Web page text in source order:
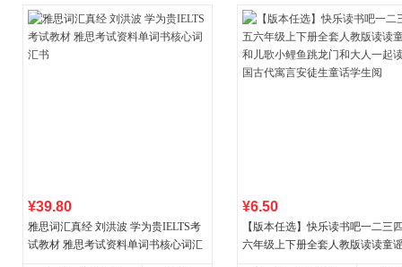
¥39.80
雅思词汇真经 刘洪波 学为贵IELTS考
试教材 雅思考试资料单词书核心词汇
¥6.50
【版本任选】快乐读书吧一二三
六年级上下册全套人教版读读童